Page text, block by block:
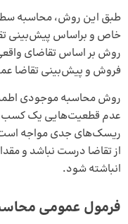
طبق این روش، محاسبه
خاص و براساس پیش‌بینی
روش بر اساس تقاضای
فروش و پیش‌بینی تقاضا
روش محاسبه موجودی
عدم قطعیت‌هایی یک
ریسک‌های جدی‌ مواجه
از تقاضا درست نباشد و
انباشته شود.
فرمول عمومی